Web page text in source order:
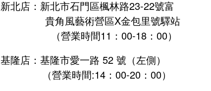
新北店：新北市石門區楓林路23-22號富
貴角風藝術營區X金包里號驛站
（營業時間11：00-18：00）
基隆店：基隆市愛一路 52 號（左側）
（營業時間:14：00-20：00）